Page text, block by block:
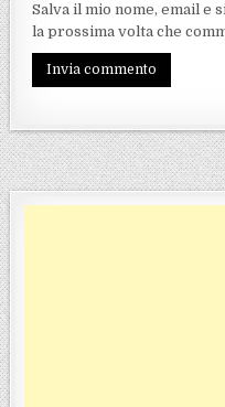
Salva il mio nome, email e
la prossima volta che